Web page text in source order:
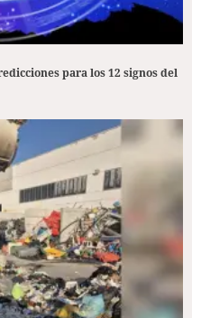
para los 12 signos del